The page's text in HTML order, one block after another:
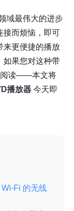
域最伟大的进步
接而烦恼，即可
来更便捷的播放
如果您对这种带
阅读——本文将
播放器 今天即
Fi 的无线